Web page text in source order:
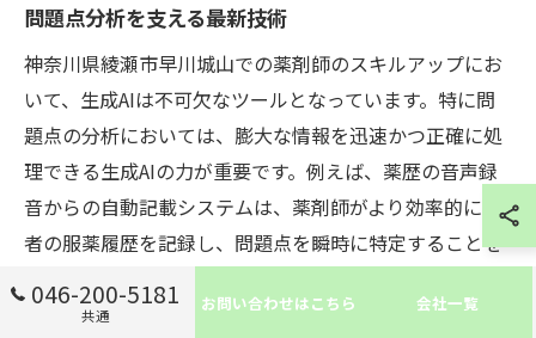
問題点分析を支える最新技術
神奈川県綾瀬市早川城山での薬剤師のスキルアップにお
いて、生成AIは不可欠なツールとなっています。特に問
題点の分析においては、膨大な情報を迅速かつ正確に処
理できる生成AIの力が重要です。例えば、薬歴の音声録
音からの自動記載システムは、薬剤師がより効率的に患
者の服薬履歴を記録し、問題点を瞬時に特定することを
することで、リアルタイムでの情報解析を行い、患者ご
046-200-5181
共通
お問い合わせはこちら 会社一覧